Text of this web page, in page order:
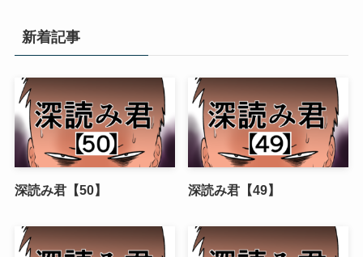
新着記事
深読み君【50】 深読み君【49】